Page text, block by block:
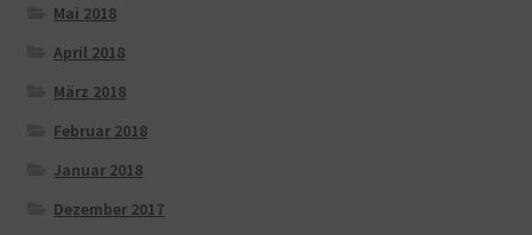
Mai 2018
April 2018
März 2018
Februar 2018
Januar 2018
Dezember 2017